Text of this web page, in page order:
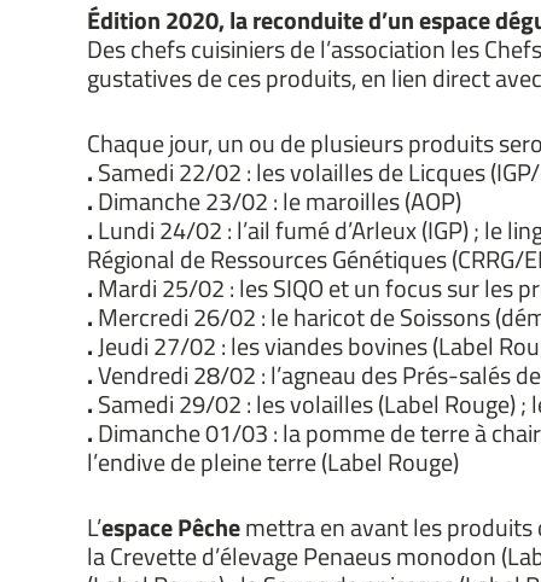
Édition 2020, la reconduite d’un espace
Des chefs cuisiniers de l’association les
gustatives de ces produits, en lien direct
Chaque jour, un ou de plusieurs produits
.Samedi 22/02 : les volailles de Licques
.Dimanche 23/02 : le maroilles (AOP)
.Lundi 24/02 : l’ail fumé d’Arleux (IGP) ; le
Régional de Ressources Génétiques (CRRG/
.Mardi 25/02 : les SIQO et un focus sur les
.Mercredi 26/02 : le haricot de Soissons
.Jeudi 27/02 : les viandes bovines (Label
.Vendredi 28/02 : l’agneau des Prés-salés
.Samedi 29/02 : les volailles (Label Rouge)
.Dimanche 01/03 : la pomme de terre à
l’endive de pleine terre (Label Rouge)
L’espace Pêchemettra en avant les produits
la Crevette d’élevage Penaeus monodon